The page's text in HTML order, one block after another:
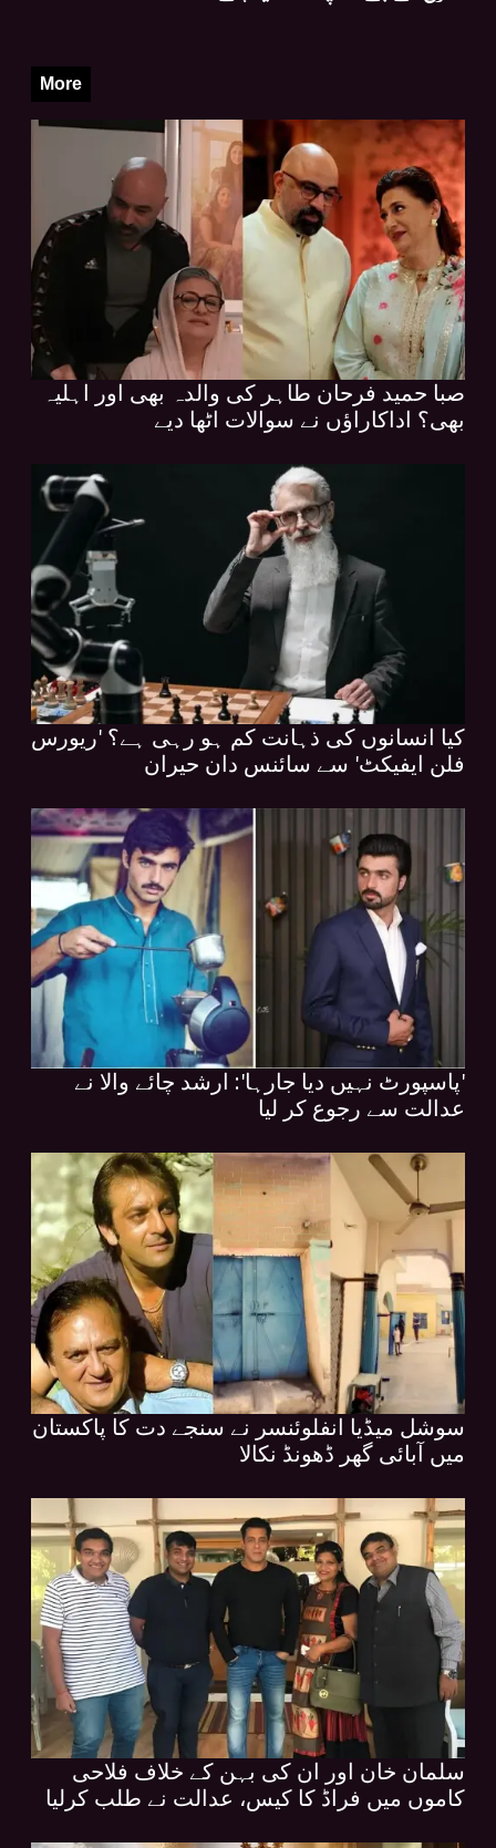
More
صبا حمید فرحان طاہر کی والدہ بھی اور اہلیہ
بھی؟ اداکاراؤں نے سوالات اٹھا دیے
کیا انسانوں کی ذہانت کم ہو رہی ہے؟ 'ریورس
فلن ایفیکٹ' سے سائنس دان حیران
'پاسپورٹ نہیں دیا جارہا': ارشد چائے والا نے
عدالت سے رجوع کر لیا
سوشل میڈیا انفلوئنسر نے سنجے دت کا پاکستان
میں آبائی گھر ڈھونڈ نکالا
سلمان خان اور ان کی بہن کے خلاف فلاحی
کاموں میں فراڈ کا کیس، عدالت نے طلب کرلیا